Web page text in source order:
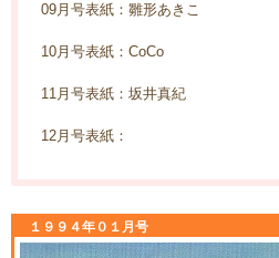
09月号表紙：雛形あきこ
10月号表紙：CoCo
11月号表紙：坂井真紀
12月号表紙：
１９９４年０１月号